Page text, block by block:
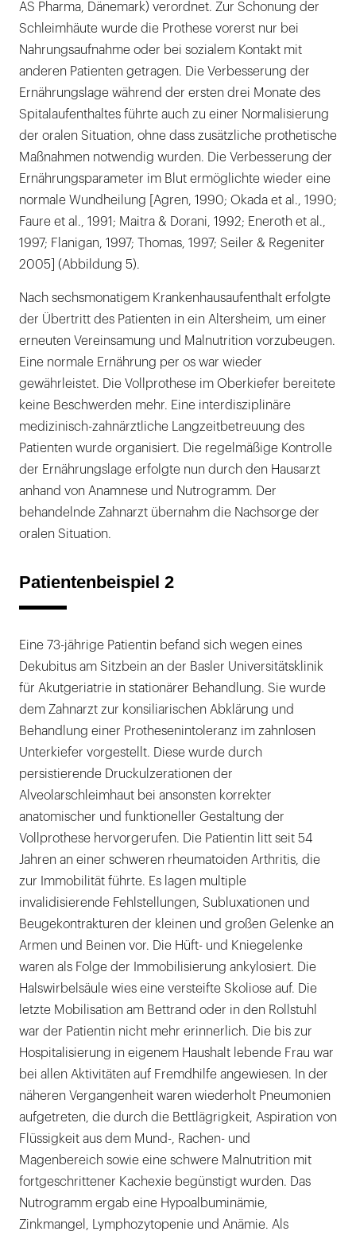
AS Pharma, Dänemark) verordnet. Zur Schonung der
Schleimhäute wurde die Prothese vorerst nur bei
Nahrungsaufnahme oder bei sozialem Kontakt mit
anderen Patienten getragen. Die Verbesserung der
Ernährungslage während der ersten drei Monate des
Spitalaufenthaltes führte auch zu einer Normalisierung
der oralen Situation, ohne dass zusätzliche prothetische
Maßnahmen notwendig wurden. Die Verbesserung der
Ernährungsparameter im Blut ermöglichte wieder eine
normale Wundheilung [Agren, 1990; Okada et al., 1990;
Faure et al., 1991; Maitra & Dorani, 1992; Eneroth et al.,
1997; Flanigan, 1997; Thomas, 1997; Seiler & Regeniter
2005] (Abbildung 5).
Nach sechsmonatigem Krankenhausaufenthalt erfolgte
der Übertritt des Patienten in ein Altersheim, um einer
erneuten Vereinsamung und Malnutrition vorzubeugen.
Eine normale Ernährung per os war wieder
gewährleistet. Die Vollprothese im Oberkiefer bereitete
keine Beschwerden mehr. Eine interdisziplinäre
medizinisch-zahnärztliche Langzeitbetreuung des
Patienten wurde organisiert. Die regelmäßige Kontrolle
der Ernährungslage erfolgte nun durch den Hausarzt
anhand von Anamnese und Nutrogramm. Der
behandelnde Zahnarzt übernahm die Nachsorge der
oralen Situation.
Patientenbeispiel 2
Eine 73-jährige Patientin befand sich wegen eines
Dekubitus am Sitzbein an der Basler Universitätsklinik
für Akutgeriatrie in stationärer Behandlung. Sie wurde
dem Zahnarzt zur konsiliarischen Abklärung und
Behandlung einer Prothesenintoleranz im zahnlosen
Unterkiefer vorgestellt. Diese wurde durch
persistierende Druckulzerationen der
Alveolarschleimhaut bei ansonsten korrekter
anatomischer und funktioneller Gestaltung der
Vollprothese hervorgerufen. Die Patientin litt seit 54
Jahren an einer schweren rheumatoiden Arthritis, die
zur Immobilität führte. Es lagen multiple
invalidisierende Fehlstellungen, Subluxationen und
Beugekontrakturen der kleinen und großen Gelenke an
Armen und Beinen vor. Die Hüft- und Kniegelenke
waren als Folge der Immobilisierung ankylosiert. Die
Halswirbelsäule wies eine versteifte Skoliose auf. Die
letzte Mobilisation am Bettrand oder in den Rollstuhl
war der Patientin nicht mehr erinnerlich. Die bis zur
Hospitalisierung in eigenem Haushalt lebende Frau war
bei allen Aktivitäten auf Fremdhilfe angewiesen. In der
näheren Vergangenheit waren wiederholt Pneumonien
aufgetreten, die durch die Bettlägrigkeit, Aspiration von
Flüssigkeit aus dem Mund-, Rachen- und
Magenbereich sowie eine schwere Malnutrition mit
fortgeschrittener Kachexie begünstigt wurden. Das
Nutrogramm ergab eine Hypoalbuminämie,
Zinkmangel, Lymphozytopenie und Anämie. Als